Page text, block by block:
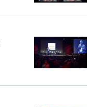
Mondiali calcio 2026